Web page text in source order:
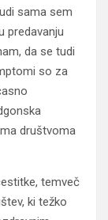
sama sem
predavanju
da se tudi
so za
društvoma
temveč
ki težko